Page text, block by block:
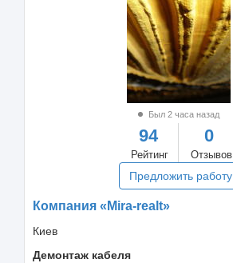
Был 2 часа назад
94
Рейтинг
0
Отзывов
Предложить работу
Компания «Mira-realt»
Киев
Демонтаж кабеля